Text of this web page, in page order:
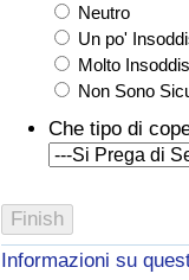
Neutro
Un po'
Molto
Non Sono
Che tipo di
Informazioni su